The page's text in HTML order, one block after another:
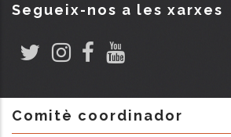
Segueix-nos a les xarxes
Comitè coordinador